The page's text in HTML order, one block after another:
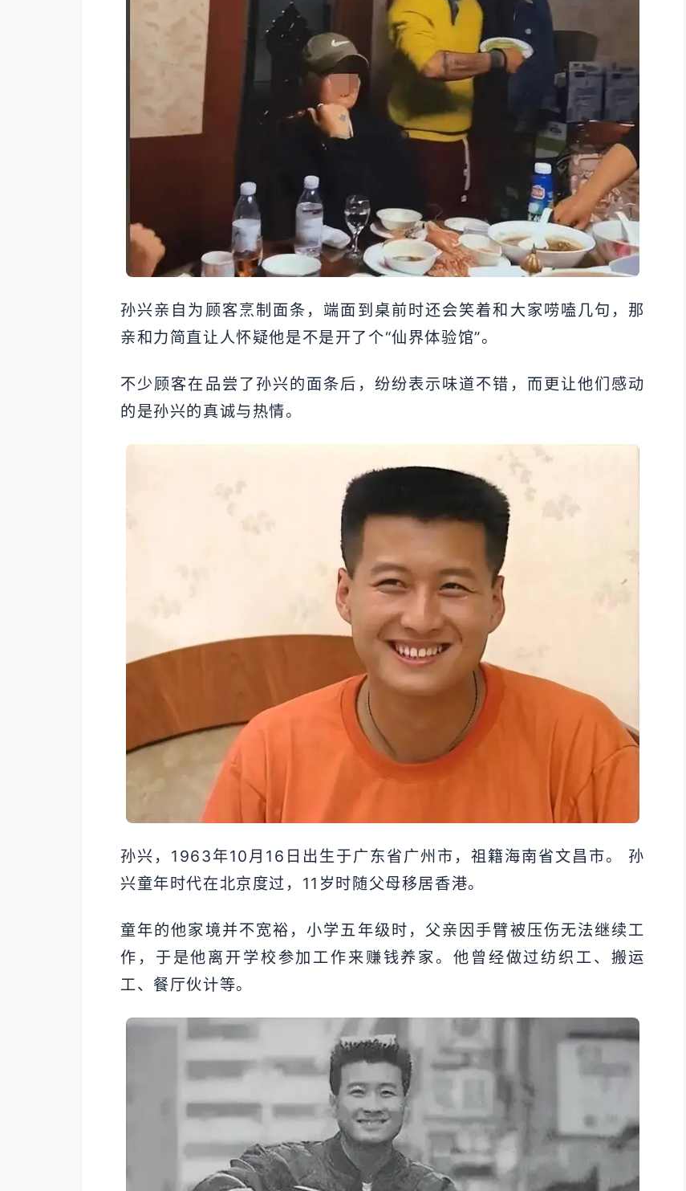
孙兴亲自为顾客烹制面条，端面到桌前时还会笑着和大家唠嗑几句，那
亲和力简直让人怀疑他是不是开了个“仙界体验馆”。
不少顾客在品尝了孙兴的面条后，纷纷表示味道不错，而更让他们感动
的是孙兴的真诚与热情。
孙兴，1963年10月16日出生于广东省广州市，祖籍海南省文昌市。 孙
兴童年时代在北京度过，11岁时随父母移居香港。
童年的他家境并不宽裕，小学五年级时，父亲因手臂被压伤无法继续工
作，于是他离开学校参加工作来赚钱养家。他曾经做过纺织工、搬运
工、餐厅伙计等。